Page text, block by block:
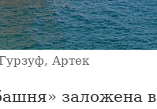
Артек
заложена